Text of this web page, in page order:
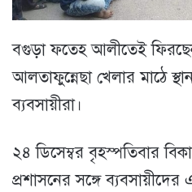
বগুড়া ফতেহ আলীতেই
আলতাফুন্নেছা খেলার মাঠে
ব্যবসায়ীরা।
২৪ ডিসেম্বর বৃহস্পতিবার
প্রশাসনের সঙ্গে